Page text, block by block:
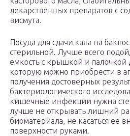
лекарственных препаратов с
висмута.
Посуда для сдачи кала на
стерильной. Лучше всего
емкость с крышкой и палочкой
которую можно приобрести в
получения достоверных
бактериологического
кишечные инфекции нужна
лучше не открывать лишний
биоматериала, не касаться ее
поверхности руками.